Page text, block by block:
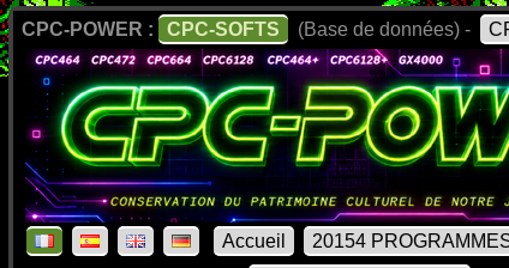
CPC-POWER : CPC-SOFTS (Base de données) -
Accueil 20154